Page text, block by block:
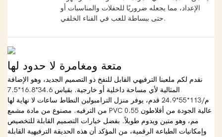
الإعداد، مما يجعله ضروريًا للحفلات والمناسبات أو
حتى ببساطة للعب في الفناء الخلفي.
متعة ومغامرة لا حدود لها
نقدم لكم ملعبنا الترفيهي القابل للنفخ ذو التصميم الجديد، وهو الإضافة
المثالية لأي مساحة داخلية أو خارجية. بقياس 34.6*16.8*7.5
م/113*55*24.9 قدم، يوفر منزل الترامبولين النطاط ساعات لا نهاية لها
من الترفيه. مصنوع من مادة مشمع PVC عالية الجودة من أفلاطون 0.55
مم، وهو متين ويدوم طويلاً. بفضل خيارات التصميم القابلة للتخصيص
وإمكانيات الطباعة الرقمية، من المؤكد أن هذه الحديقة الترفيهية القابلة